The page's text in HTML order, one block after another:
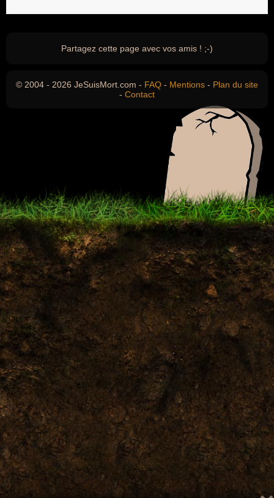
Partagez cette page avec vos amis ! ;-)
© 2004 - 2026 JeSuisMort.com - FAQ - Mentions - Plan du site
- Contact